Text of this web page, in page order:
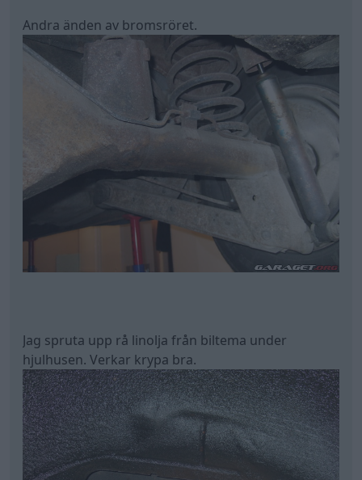
Andra änden av bromsröret.
Jag spruta upp rå linolja från biltema under
hjulhusen. Verkar krypa bra.